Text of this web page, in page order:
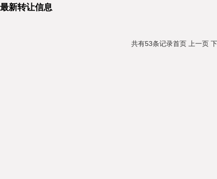
最新转让信息
共有53条记录首页 上一页